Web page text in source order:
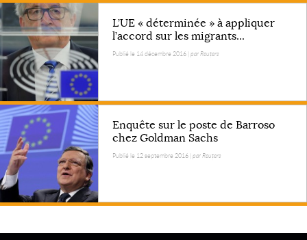
L’UE « déterminée » à appliquer
l’accord sur les migrants...
Publié le 14 décembre 2016 |par Reuters
Enquête sur le poste de Barroso
chez Goldman Sachs
Publié le 12 septembre 2016 |par Reuters